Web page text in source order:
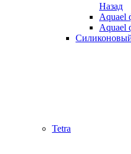
Назад
Aquael
Aquael
Tetra